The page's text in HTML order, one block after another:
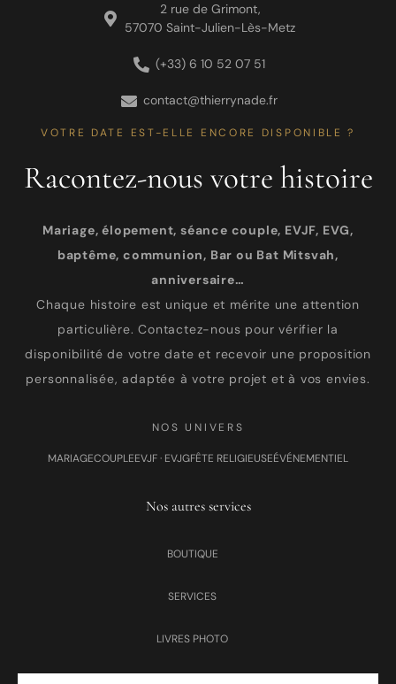
2 rue de Grimont,
57070 Saint-Julien-Lès-Metz
(+33) 6 10 52 07 51
contact@thierrynade.fr
VOTRE DATE EST-ELLE ENCORE DISPONIBLE ?
Racontez-nous votre histoire
Mariage, élopement, séance couple, EVJF, EVG,
baptême, communion, Bar ou Bat Mitsvah,
anniversaire…
Chaque histoire est unique et mérite une attention
particulière. Contactez-nous pour vérifier la
disponibilité de votre date et recevoir une proposition
personnalisée, adaptée à votre projet et à vos envies.
NOS UNIVERS
MARIAGECOUPLEEVJF · EVJGFÊTE RELIGIEUSEÉVÉNEMENTIEL
Nos autres services
BOUTIQUE
SERVICES
LIVRES PHOTO